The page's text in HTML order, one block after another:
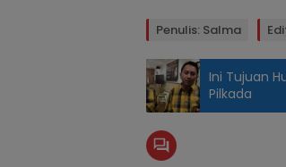
Penulis: Salma
Ini Tujuan
Pilkada